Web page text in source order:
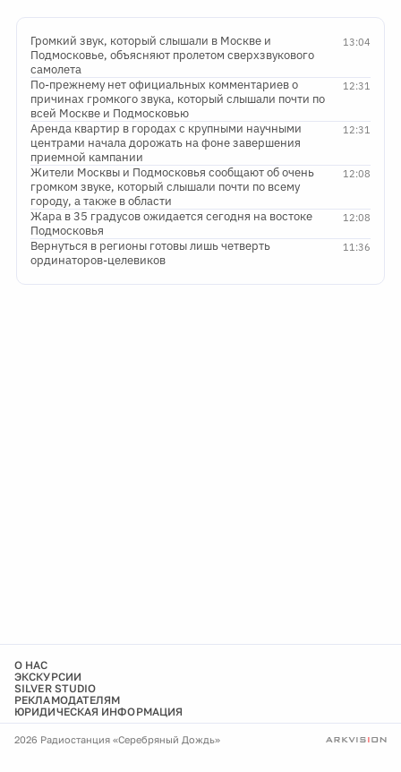
13:04
Громкий звук, который слышали в Москве и
Подмосковье, объясняют пролетом сверхзвукового
самолета
12:31
По-прежнему нет официальных комментариев о
причинах громкого звука, который слышали почти по
всей Москве и Подмосковью
12:31
Аренда квартир в городах с крупными научными
центрами начала дорожать на фоне завершения
приемной кампании
12:08
Жители Москвы и Подмосковья сообщают об очень
громком звуке, который слышали почти по всему
городу, а также в области
12:08
Жара в 35 градусов ожидается сегодня на востоке
Подмосковья
11:36
Вернуться в регионы готовы лишь четверть
ординаторов-целевиков
О НАС
ЭКСКУРСИИ
SILVER STUDIO
РЕКЛАМОДАТЕЛЯМ
ЮРИДИЧЕСКАЯ ИНФОРМАЦИЯ
2026 Радиостанция «Серебряный Дождь»